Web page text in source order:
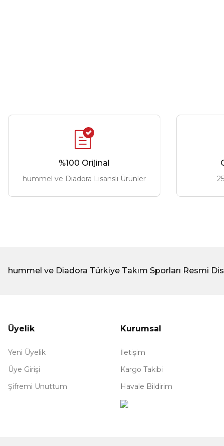
%100 Orijinal
hummel ve Diadora Lisanslı Ürünler
hummel ve Diadora Türkiye Takım Sporları Resmi
Üyelik
Yeni Üyelik
Üye Girişi
Şifremi Unuttum
Kurumsal
İletişim
Kargo Takibi
Havale Bildirim